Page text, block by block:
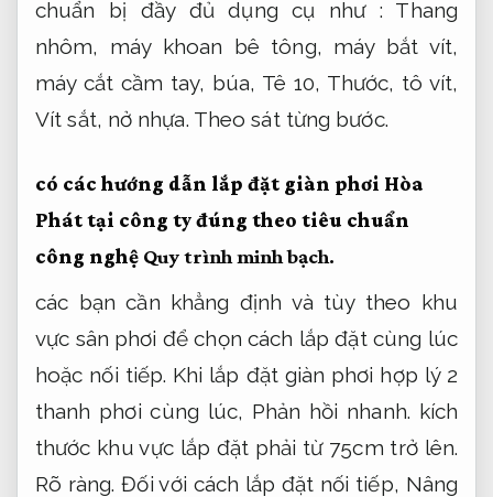
chuẩn bị đầy đủ dụng cụ như : Thang
nhôm, máy khoan bê tông, máy bắt vít,
máy cắt cầm tay, búa, Tê 10, Thước, tô vít,
Vít sắt, nở nhựa. Theo sát từng bước.
có các hướng dẫn lắp đặt giàn phơi Hòa
Phát tại công ty đúng theo tiêu chuẩn
công nghệ Quy trình minh bạch.
các bạn cần khẳng định và tùy theo khu
vực sân phơi để chọn cách lắp đặt cùng lúc
hoặc nối tiếp. Khi lắp đặt giàn phơi hợp lý 2
thanh phơi cùng lúc, Phản hồi nhanh. kích
thước khu vực lắp đặt phải từ 75cm trở lên.
Rõ ràng. Đối với cách lắp đặt nối tiếp, Nâng